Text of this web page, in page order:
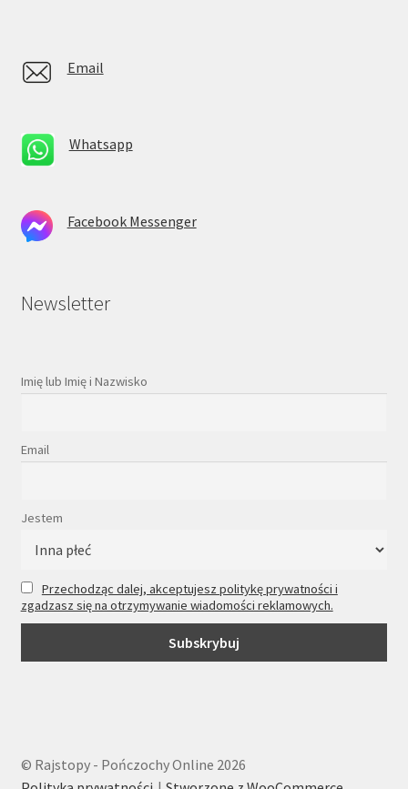
Email
Whatsapp
Facebook Messenger
Newsletter
Imię lub Imię i Nazwisko
Email
Jestem
Przechodząc dalej, akceptujesz politykę prywatności i
zgadzasz się na otrzymywanie wiadomości reklamowych.
© Rajstopy - Pończochy Online 2026